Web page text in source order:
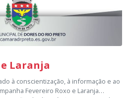
Laranja
à conscientização, à informação e ao
Fevereiro Roxo e Laranja